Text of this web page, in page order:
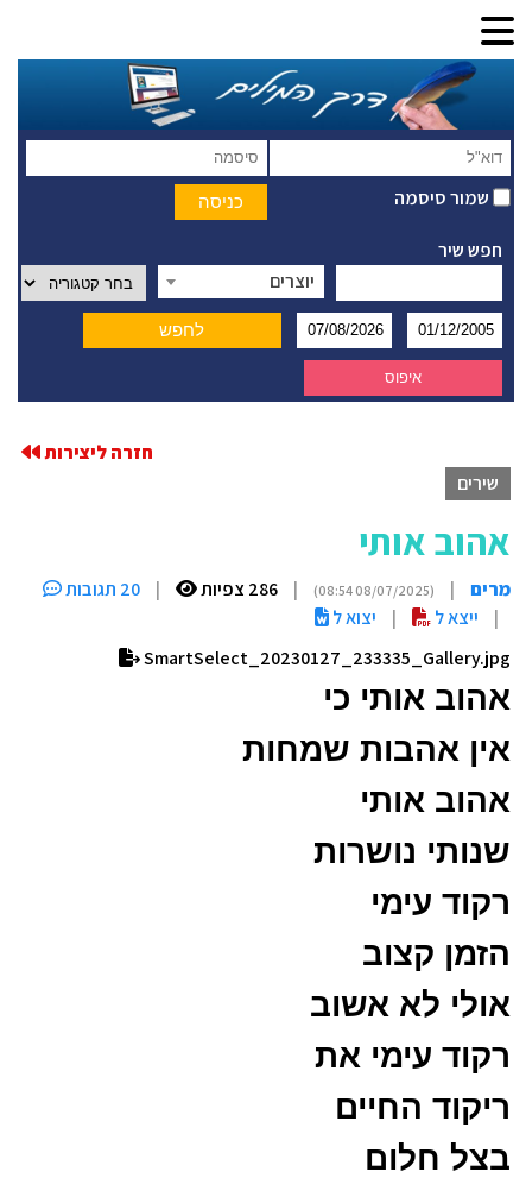
שמור סיסמה
חפש שיר
יוצרים
חזרה ליצירות
שירים
אהוב אותי
מרים |
(08/07/2025 08:54)
| 286 צפיות |
20 תגובות
|
ייצא ל |
יצוא ל
SmartSelect_20230127_233335_Gallery.jpg
אהוב אותי כי
אין אהבות שמחות
אהוב אותי
שנותי נושרות
רקוד עימי
הזמן קצוב
אולי לא אשוב
רקוד עימי את
ריקוד החיים
בצל חלום